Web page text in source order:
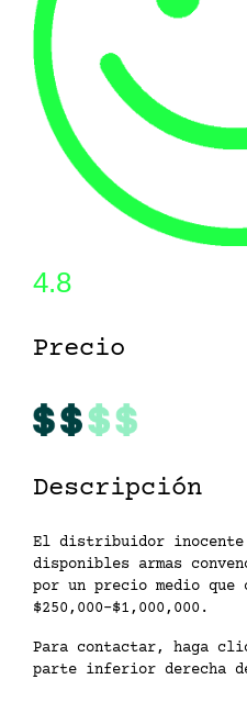
4.8
Precio
Descripción
El distribuidor inocente
disponibles armas
por un precio medio
$250,000-$1,000,000.
Para contactar, haga
parte inferior derecha